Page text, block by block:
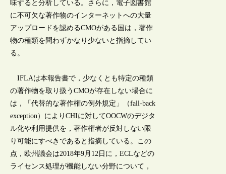
味すると分析している。さらに，電子図書館
に不可欠な著作物のインターネットへの大量
アップロードを認めるCMOがある国は，著作
物の種類を問わずかなり少ないと指摘してい
る。
IFLAは本報告書で，少なくとも特定の種類
の著作物を取り扱うCMOが存在しない場合に
は，「代替的な著作権の例外規定」（fall-back
exception）によりCHIに対してOOCWのデジタ
ル化や利用提供を，著作権者が反対しない限
り可能にすべきであると指摘している。この
点，欧州議会は2018年9月12日に，ECLなどの
ライセンス処理が機能しない分野について，